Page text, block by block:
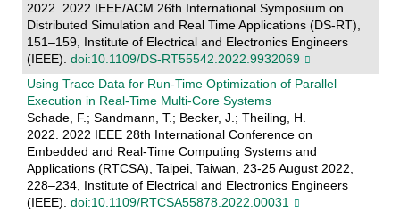
2022. 2022 IEEE/ACM 26th International Symposium on
Distributed Simulation and Real Time Applications (DS-RT),
151–159, Institute of Electrical and Electronics Engineers
(IEEE). doi:10.1109/DS-RT55542.2022.9932069
Using Trace Data for Run-Time Optimization of Parallel
Execution in Real-Time Multi-Core Systems
Schade, F.; Sandmann, T.; Becker, J.; Theiling, H.
2022. 2022 IEEE 28th International Conference on
Embedded and Real-Time Computing Systems and
Applications (RTCSA), Taipei, Taiwan, 23-25 August 2022,
228–234, Institute of Electrical and Electronics Engineers
(IEEE). doi:10.1109/RTCSA55878.2022.00031